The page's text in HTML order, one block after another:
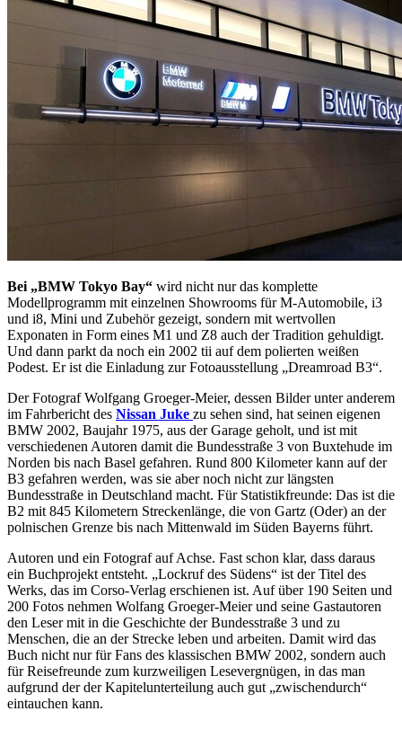
Bei „BMW Tokyo Bay“ wird nicht nur das komplette
Modellprogramm mit einzelnen Showrooms für M-Automobile, i3
und i8, Mini und Zubehör gezeigt, sondern mit wertvollen
Exponaten in Form eines M1 und Z8 auch der Tradition gehuldigt.
Und dann parkt da noch ein 2002 tii auf dem polierten weißen
Podest. Er ist die Einladung zur Fotoausstellung „Dreamroad B3“.
Der Fotograf Wolfgang Groeger-Meier, dessen Bilder unter anderem
im Fahrbericht des Nissan Juke zu sehen sind, hat seinen eigenen
BMW 2002, Baujahr 1975, aus der Garage geholt, und ist mit
verschiedenen Autoren damit die Bundesstraße 3 von Buxtehude im
Norden bis nach Basel gefahren. Rund 800 Kilometer kann auf der
B3 gefahren werden, was sie aber noch nicht zur längsten
Bundesstraße in Deutschland macht. Für Statistikfreunde: Das ist die
B2 mit 845 Kilometern Streckenlänge, die von Gartz (Oder) an der
polnischen Grenze bis nach Mittenwald im Süden Bayerns führt.
Autoren und ein Fotograf auf Achse. Fast schon klar, dass daraus
ein Buchprojekt entsteht. „Lockruf des Südens“ ist der Titel des
Werks, das im Corso-Verlag erschienen ist. Auf über 190 Seiten und
200 Fotos nehmen Wolfang Groeger-Meier und seine Gastautoren
den Leser mit in die Geschichte der Bundesstraße 3 und zu
Menschen, die an der Strecke leben und arbeiten. Damit wird das
Buch nicht nur für Fans des klassischen BMW 2002, sondern auch
für Reisefreunde zum kurzweiligen Lesevergnügen, in das man
aufgrund der der Kapitelunterteilung auch gut „zwischendurch“
eintauchen kann.